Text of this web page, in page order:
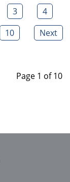
3
4
10
Next
Page 1 of 10